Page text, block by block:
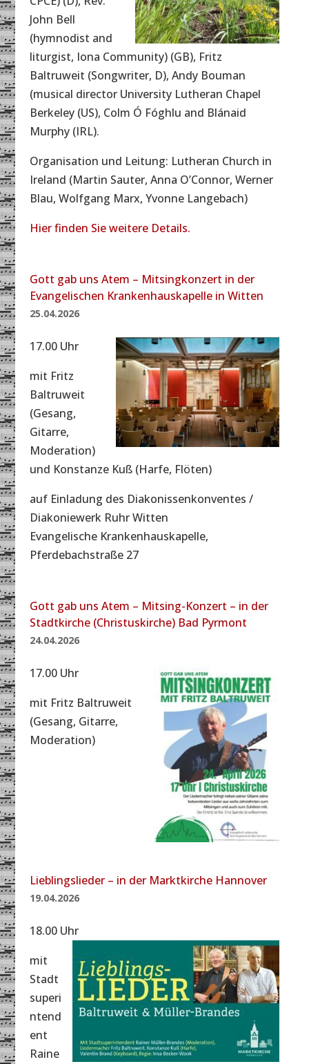
John Bell
(hymnodist and
liturgist, Iona Community) (GB), Fritz
Baltruweit (Songwriter, D), Andy Bouman
(musical director University Lutheran Chapel
Berkeley (US), Colm Ó Fóghlu and Blánaid
Murphy (IRL).
Organisation und Leitung: Lutheran Church in
Ireland (Martin Sauter, Anna O’Connor, Werner
Blau, Wolfgang Marx, Yvonne Langebach)
Hier finden Sie weitere Details.
Gott gab uns Atem – Mitsingkonzert in der
Evangelischen Krankenhauskapelle in Witten
25.04.2026
17.00 Uhr
mit Fritz
Baltruweit
(Gesang,
Gitarre,
Moderation)
und Konstanze Kuß (Harfe, Flöten)
auf Einladung des Diakonissenkonventes /
Diakoniewerk Ruhr Witten
Evangelische Krankenhauskapelle,
Pferdebachstraße 27
Gott gab uns Atem – Mitsing-Konzert – in der
Stadtkirche (Christuskirche) Bad Pyrmont
24.04.2026
17.00 Uhr
mit Fritz Baltruweit
(Gesang, Gitarre,
Moderation)
Lieblingslieder – in der Marktkirche Hannover
19.04.2026
18.00 Uhr
mit
Stadt
superi
ntend
ent
Raine